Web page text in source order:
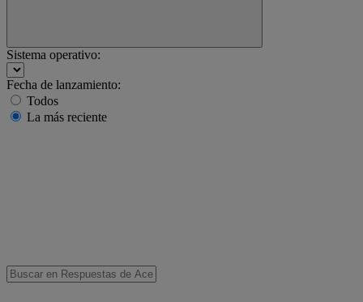
Sistema operativo:
Fecha de lanzamiento:
Todos
La más reciente